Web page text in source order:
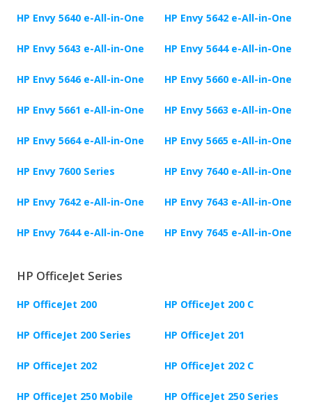
HP Envy 5640 e-All-in-One HP Envy 5642 e-All-in-One
HP Envy 5643 e-All-in-One HP Envy 5644 e-All-in-One
HP Envy 5646 e-All-in-One HP Envy 5660 e-All-in-One
HP Envy 5661 e-All-in-One HP Envy 5663 e-All-in-One
HP Envy 5664 e-All-in-One HP Envy 5665 e-All-in-One
HP Envy 7600 Series HP Envy 7640 e-All-in-One
HP Envy 7642 e-All-in-One HP Envy 7643 e-All-in-One
HP Envy 7644 e-All-in-One HP Envy 7645 e-All-in-One
HP OfficeJet Series
HP OfficeJet 200 HP OfficeJet 200 C
HP OfficeJet 200 Series HP OfficeJet 201
HP OfficeJet 202 HP OfficeJet 202 C
HP OfficeJet 250 Mobile HP OfficeJet 250 Series